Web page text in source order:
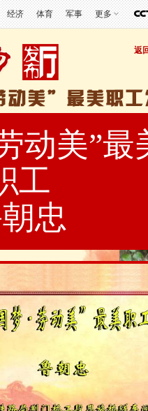
经济 体育 军事 更多
返
动美”最
工
忠